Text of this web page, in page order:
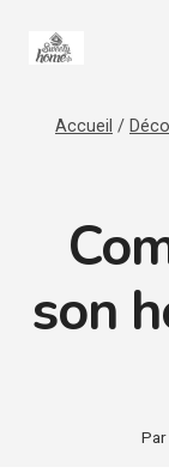
Accueil /
son
Par